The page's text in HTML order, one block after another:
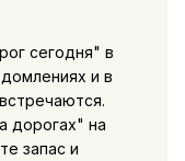
сегодня" в
и в
дорогах" на
запас и